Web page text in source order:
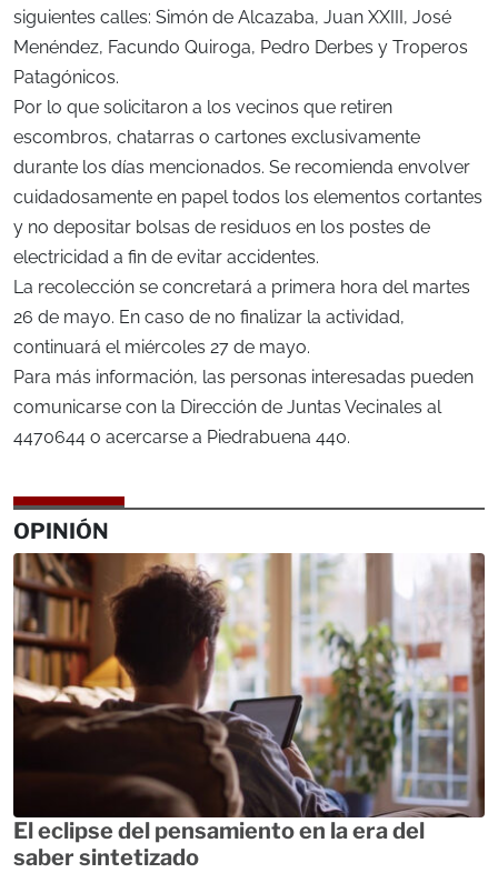
siguientes calles: Simón de Alcazaba, Juan XXIII, José
Menéndez, Facundo Quiroga, Pedro Derbes y Troperos
Patagónicos.
Por lo que solicitaron a los vecinos que retiren
escombros, chatarras o cartones exclusivamente
durante los días mencionados. Se recomienda envolver
cuidadosamente en papel todos los elementos cortantes
y no depositar bolsas de residuos en los postes de
electricidad a fin de evitar accidentes.
La recolección se concretará a primera hora del martes
26 de mayo. En caso de no finalizar la actividad,
continuará el miércoles 27 de mayo.
Para más información, las personas interesadas pueden
comunicarse con la Dirección de Juntas Vecinales al
4470644 o acercarse a Piedrabuena 440.
OPINIÓN
El eclipse del pensamiento en la era del
saber sintetizado